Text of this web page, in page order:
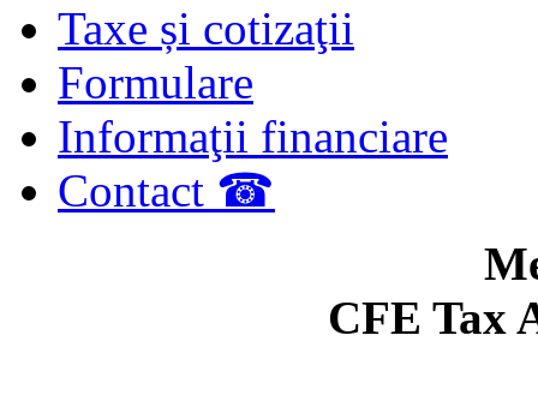
Taxe și cotizaţii
Formulare
Informaţii financiare
Contact ☎
CFE Tax